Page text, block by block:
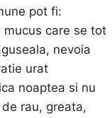
pot fi:
care se tot
nevoia
urat
noaptea si nu
rau, greata,